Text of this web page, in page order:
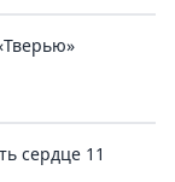
сердце 11